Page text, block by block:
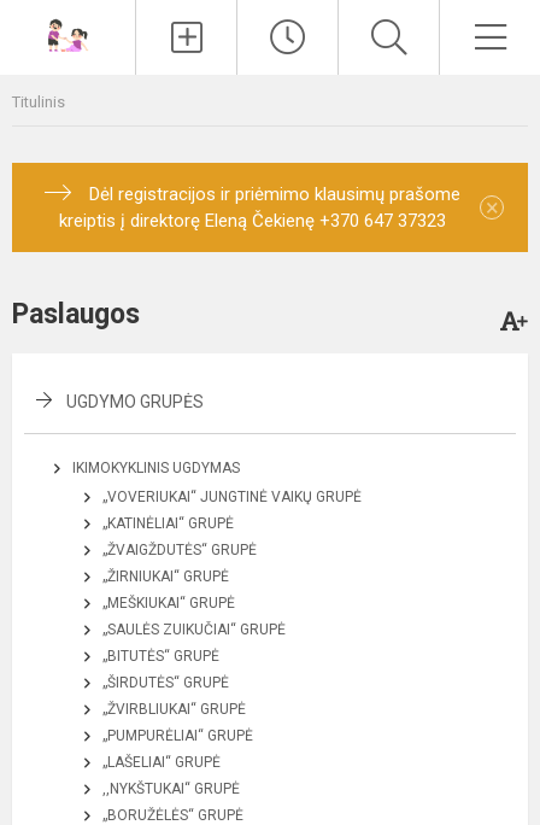
Titulinis
Dėl registracijos ir priėmimo klausimų prašome
kreiptis į direktorę Eleną Čekienę +370 647 37323
×
Paslaugos
UGDYMO GRUPĖS
IKIMOKYKLINIS UGDYMAS
„VOVERIUKAI“ JUNGTINĖ VAIKŲ GRUPĖ
„KATINĖLIAI“ GRUPĖ
„ŽVAIGŽDUTĖS“ GRUPĖ
„ŽIRNIUKAI“ GRUPĖ
„MEŠKIUKAI“ GRUPĖ
„SAULĖS ZUIKUČIAI“ GRUPĖ
„BITUTĖS“ GRUPĖ
„ŠIRDUTĖS“ GRUPĖ
„ŽVIRBLIUKAI“ GRUPĖ
„PUMPURĖLIAI“ GRUPĖ
„LAŠELIAI“ GRUPĖ
,,NYKŠTUKAI“ GRUPĖ
„BORUŽĖLĖS“ GRUPĖ